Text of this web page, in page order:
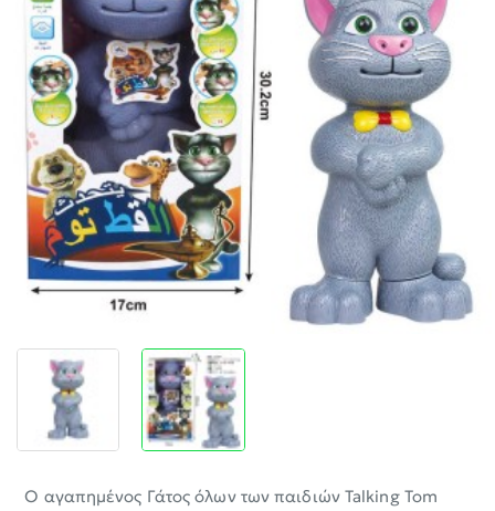
O αγαπημένος Γάτος όλων των παιδιών Talking Tom